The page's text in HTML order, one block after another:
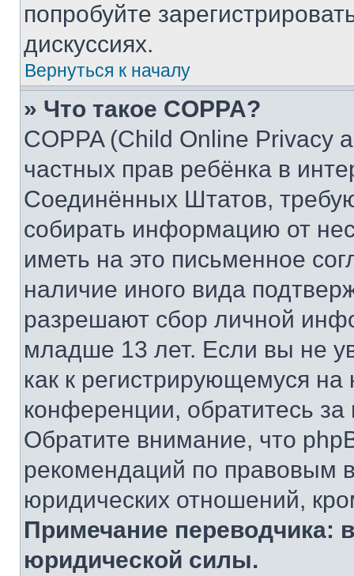
попробуйте
дискуссиях.
Вернуться к началу
» Что такое COPPA?
COPPA (Child Online Privacy
частных прав ребёнка в
Соединённых Штатов,
собирать информацию от
иметь на это письменное
наличие иного вида
разрешают сбор личной
младше 13 лет. Если вы не
как к регистрирующемуся
конференции, обратитесь
Обратите внимание, что
рекомендаций по правовым
юридических отношений,
Примечание переводчика:
юридической силы.